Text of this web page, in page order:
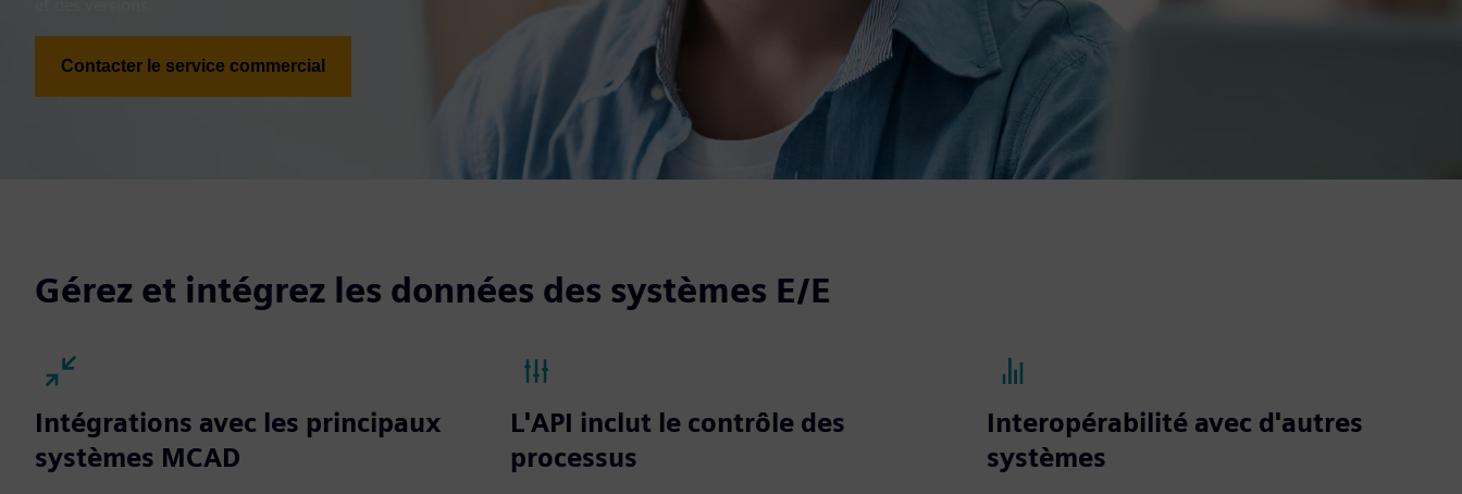
Contacter le service commercial
Gérez et intégrez les données des systèmes E/E
Intégrations avec les principaux
systèmes MCAD
L'API inclut le contrôle des
processus
Interopérabilité avec d'autres
systèmes